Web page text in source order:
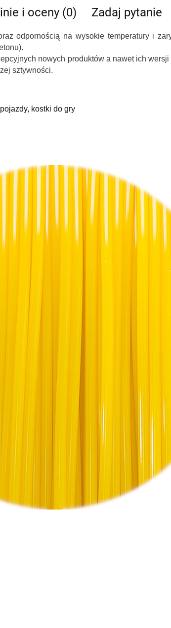
i oceny (0) Zadaj pytanie
odpornością na wysokie temperatury i
nowych produktów a nawet ich
sztywności.
kostki do gry